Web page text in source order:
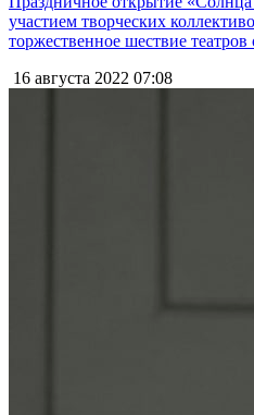
участием творческих
торжественное шествие
16 августа 2022 07:08